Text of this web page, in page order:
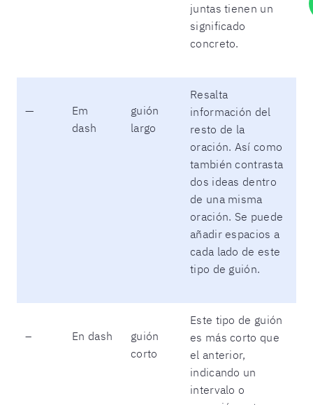
juntas tienen un
significado
concreto.
—
Em
dash
guión
largo
Resalta
información del
resto de la
oración. Así como
también contrasta
dos ideas dentro
de una misma
oración. Se puede
añadir espacios a
cada lado de este
tipo de guión.
– En dash
guión
corto
Este tipo de guión
es más corto que
el anterior,
indicando un
intervalo o